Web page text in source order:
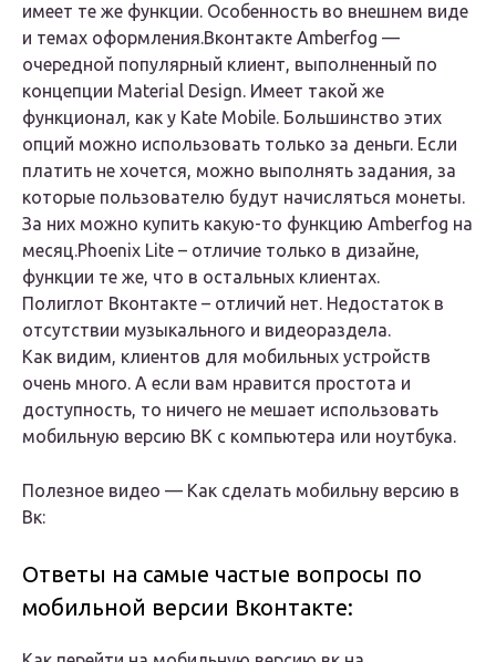
имеет те же функции. Особенность во внешнем виде
и темах оформления.Вконтакте Amberfog —
очередной популярный клиент, выполненный по
концепции Material Design. Имеет такой же
функционал, как у Kate Mobile. Большинство этих
опций можно использовать только за деньги. Если
платить не хочется, можно выполнять задания, за
которые пользователю будут начисляться монеты.
За них можно купить какую-то функцию Amberfog на
месяц.Phoenix Lite – отличие только в дизайне,
функции те же, что в остальных клиентах.
Полиглот Вконтакте – отличий нет. Недостаток в
отсутствии музыкального и видеораздела.
Как видим, клиентов для мобильных устройств
очень много. А если вам нравится простота и
доступность, то ничего не мешает использовать
мобильную версию ВК с компьютера или ноутбука.
Полезное видео — Как сделать мобильну версию в
Вк:
Ответы на самые частые вопросы по
мобильной версии Вконтакте: